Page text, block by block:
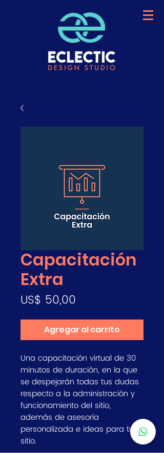
Capacitación
Extra
US$ 50,00
Agregar al carrito
Una capacitación virtual de 30
minutos de duración, en la que
se despejarán todas tus dudas
respecto a la administración y
funcionamiento del sitio,
además de asesoría
personalizada e ideas para tu
sitio.